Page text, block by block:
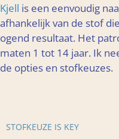
Kjell is een eenvoudig
afhankelijk van de stof
ogend resultaat. Het
maten 1 tot 14 jaar. Ik
de opties en stofkeuzes.
STOFKEUZE IS KEY